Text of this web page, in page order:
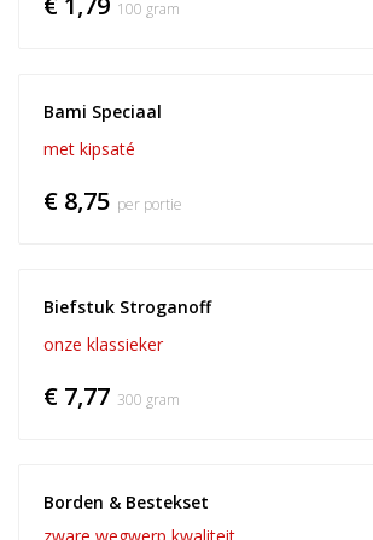
100 gram
Bami Speciaal
met kipsaté
€ 8,75 per portie
Biefstuk Stroganoff
onze klassieker
€ 7,77 300 gram
Borden & Bestekset